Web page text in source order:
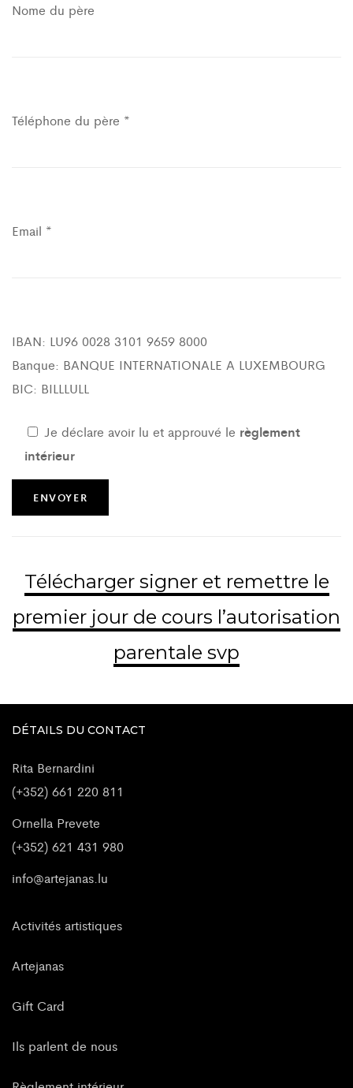
Nome du père
Téléphone du père *
Email *
IBAN: LU96 0028 3101 9659 8000
Banque: BANQUE INTERNATIONALE A LUXEMBOURG
BIC: BILLLULL
Je déclare avoir lu et approuvé le règlement
intérieur
Télécharger signer et remettre le
premier jour de cours l’autorisation
parentale svp
DÉTAILS DU CONTACT
Rita Bernardini
(+352) 661 220 811
Ornella Prevete
(+352) 621 431 980
info@artejanas.lu
Activités artistiques
Artejanas
Gift Card
Ils parlent de nous